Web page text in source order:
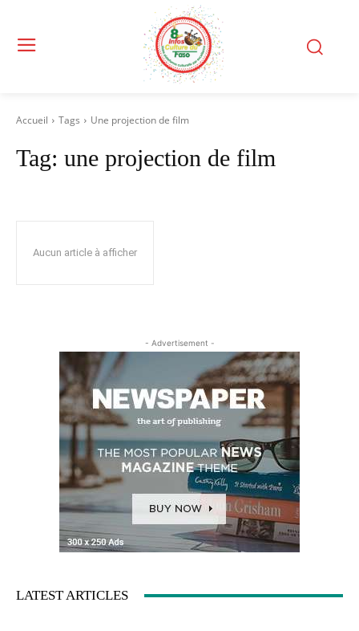
Accueil Tags Une projection de film
Tag: une projection de film
Aucun article à afficher
- Advertisement -
LATEST ARTICLES